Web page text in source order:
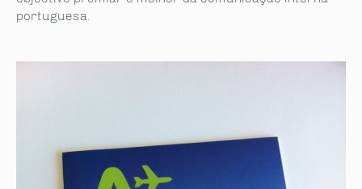
portuguesa.